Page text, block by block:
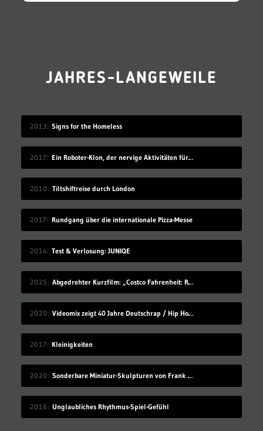
JAHRES-LANGEWEILE
2013 Signs for the Homeless
2017 Ein Roboter-Klon, der nervige Aktivitäten für dich übernimmt
2010 Tiltshiftreise durch London
2017 Rundgang über die internationale Pizza-Messe
2014 Test & Verlosung: JUNIQE
2025 Abgedrehter Kurzfilm: „Costco Fahrenheit: Reborn: Meow meow’s Revenge“
2020 Videomix zeigt 40 Jahre Deutschrap / Hip Hop in 7:30 Minuten
2017 Kleinigkeiten
2020 Sonderbare Miniatur-Skulpturen von Frank Kunert
2016 Unglaubliches Rhythmus-Spiel-Gefühl